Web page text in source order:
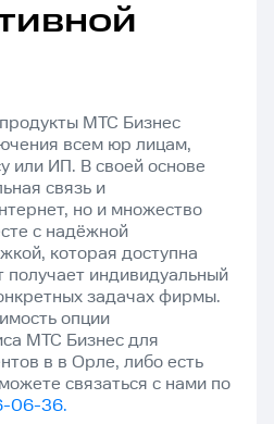
МТС Бизнес
всем юр лицам,
или ИП. В своей основе
связь и
но и множество
с надёжной
которая доступна
индивидуальный
задачах фирмы.
опции
МТС Бизнес для
в в Орле, либо есть
связаться с нами по
06-36.